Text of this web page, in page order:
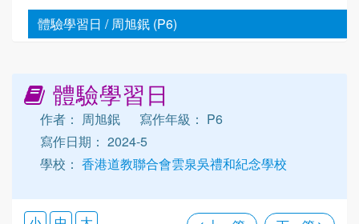
體驗學習日 / 周旭鈱 (P6)
體驗學習日
作者： 周旭鈱
寫作年級： P6
寫作日期： 2024-5
學校： 香港道教聯合會雲泉吳禮和紀念學校